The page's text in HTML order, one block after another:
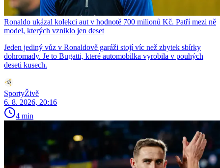
Ronaldo ukázal kolekci aut v hodnotě 700 milionů Kč. Patří mezi ně
model, kterých vzniklo jen deset
Jeden jediný vůz v Ronaldově garáži stojí víc než zbytek sbírky
dohromady. Je to Bugatti, které automobilka vyrobila v pouhých
deseti kusech.
SportyŽivě
6. 8. 2026, 20:16
4 min